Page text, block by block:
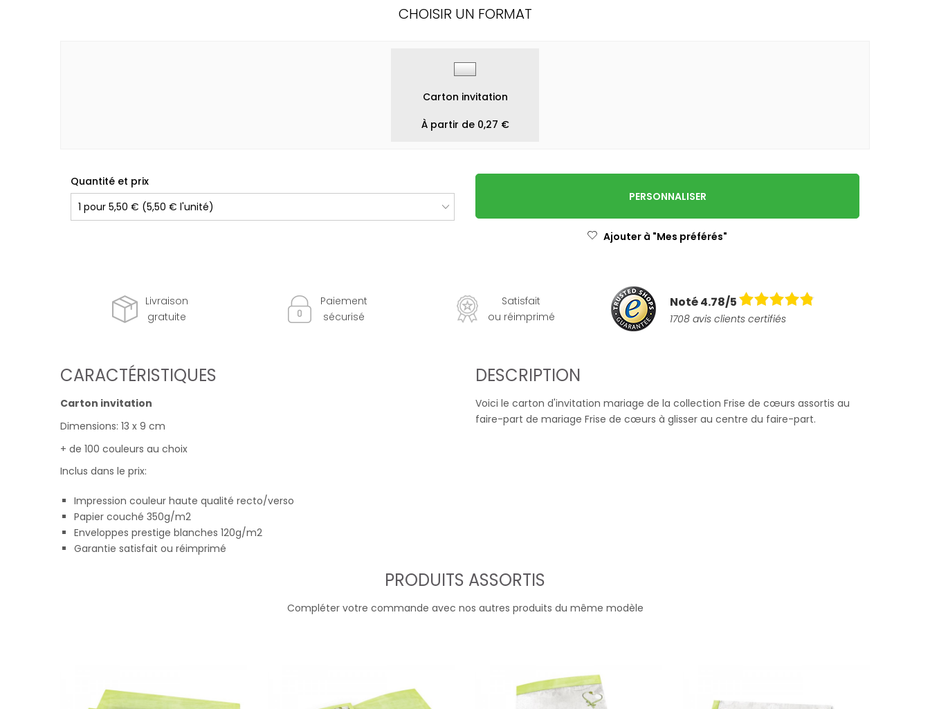
CHOISIR UN FORMAT
Carton invitation
À partir de 0,27 €
Quantité et prix
PERSONNALISER
Ajouter à "Mes préférés"
Livraison
gratuite
Paiement
sécurisé
Satisfait
ou réimprimé
Noté 4.78/5
1708 avis clients certifiés
CARACTÉRISTIQUES
Carton invitation
Dimensions: 13 x 9 cm
+ de 100 couleurs au choix
Inclus dans le prix:
Impression couleur haute qualité recto/verso
Papier couché 350g/m2
Enveloppes prestige blanches 120g/m2
Garantie satisfait ou réimprimé
DESCRIPTION
Voici le carton d'invitation mariage de la collection Frise de cœurs assortis au
faire-part de mariage Frise de cœurs à glisser au centre du faire-part.
PRODUITS ASSORTIS
Compléter votre commande avec nos autres produits du même modèle